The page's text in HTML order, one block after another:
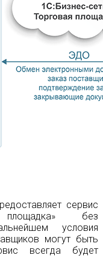
сервис
площадка» без
условия
могут быть
всегда будет